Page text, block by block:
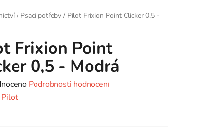
/ Psací potřeby / Pilot Frixion Point Clicker 0,5 -
Frixion Point
0,5 - Modrá
Podrobnosti hodnocení
Pilot